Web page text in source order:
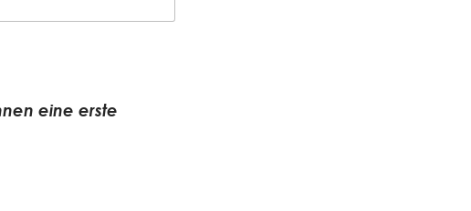
eine erste